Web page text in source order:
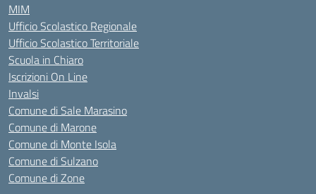
MIM
Ufficio Scolastico Regionale
Ufficio Scolastico Territoriale
Scuola in Chiaro
Iscrizioni On Line
Invalsi
Comune di Sale Marasino
Comune di Marone
Comune di Monte Isola
Comune di Sulzano
Comune di Zone